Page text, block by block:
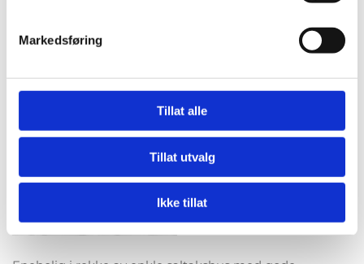
Markedsføring
Tillat alle
Tillat utvalg
Ikke tillat